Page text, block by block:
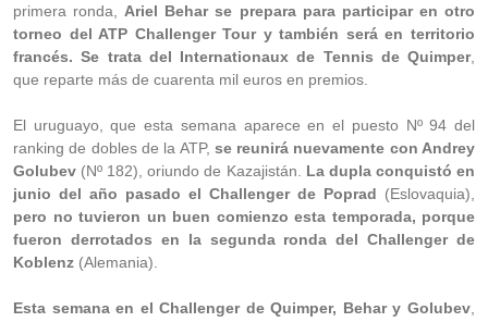
primera ronda, Ariel Behar se prepara para participar en otro
torneo del ATP Challenger Tour y también será en territorio
francés. Se trata del Internationaux de Tennis de Quimper,
que reparte más de cuarenta mil euros en premios.
El uruguayo, que esta semana aparece en el puesto Nº 94 del
ranking de dobles de la ATP, se reunirá nuevamente con Andrey
Golubev (Nº 182), oriundo de Kazajistán. La dupla conquistó en
junio del año pasado el Challenger de Poprad (Eslovaquia),
pero no tuvieron un buen comienzo esta temporada, porque
fueron derrotados en la segunda ronda del Challenger de
Koblenz (Alemania).
Esta semana en el Challenger de Quimper, Behar y Golubev